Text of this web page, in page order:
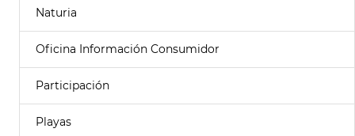
Naturia
Oficina Información Consumidor
Participación
Playas